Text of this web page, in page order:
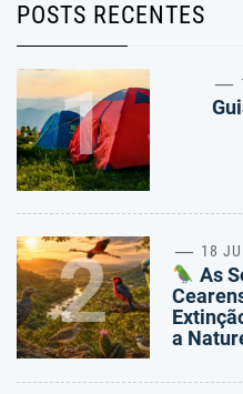
POSTS RECENTES
1
2 18
As
a